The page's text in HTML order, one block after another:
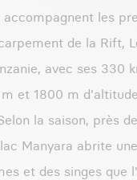
les
de la Rift,
avec ses 330
et 1800 m
la saison, près
Manyara abrite
et des singes que